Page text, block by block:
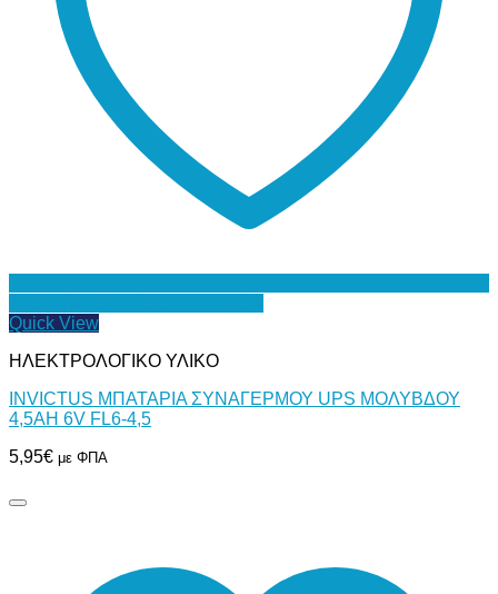
Quick View
ΗΛΕΚΤΡΟΛΟΓΙΚΟ ΥΛΙΚΟ
INVICTUS ΜΠΑΤΑΡΙΑ ΣΥΝΑΓΕΡΜΟΥ UPS ΜΟΛΥΒΔΟΥ
4,5AH 6V FL6-4,5
5,95€ με ΦΠΑ